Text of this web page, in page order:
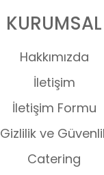
KURUMSAL
Hakkımızda
İletişim
İletişim Formu
Gizlilik ve
Catering